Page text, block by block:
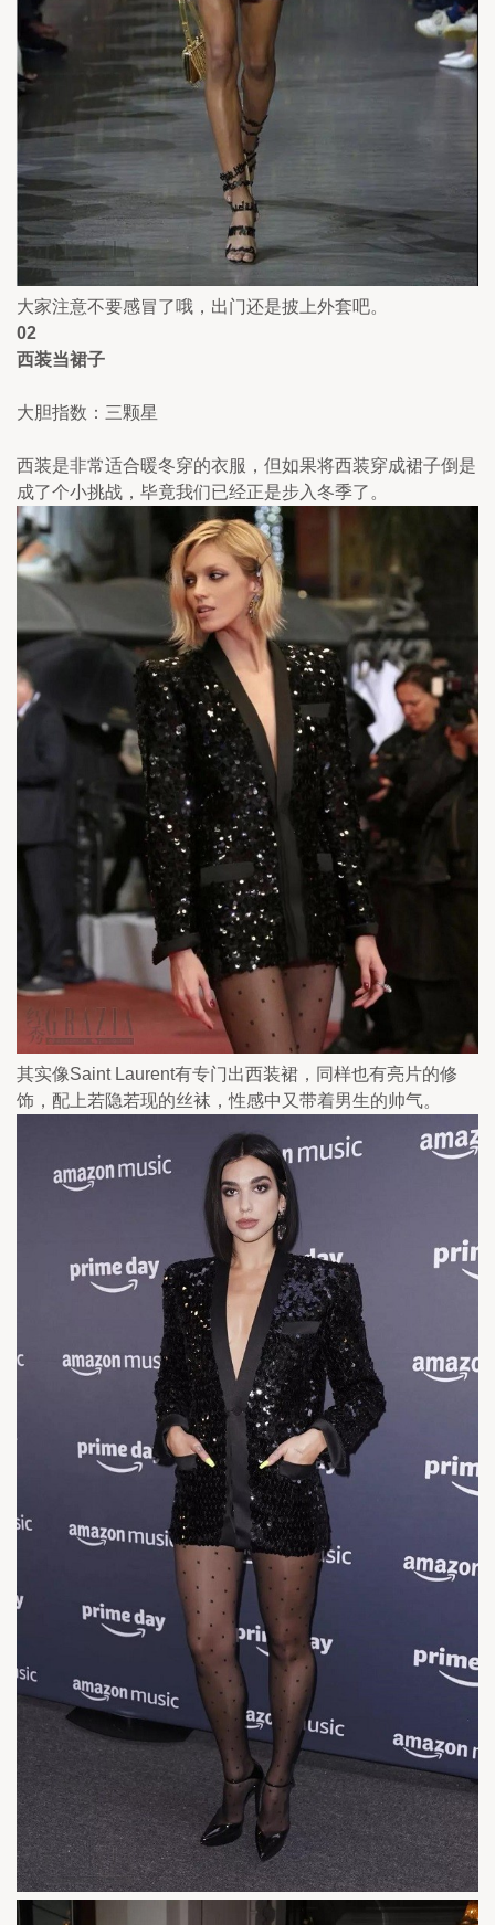
大家注意不要感冒了哦，出门还是披上外套吧。
02
西装当裙子
大胆指数：三颗星
西装是非常适合暖冬穿的衣服，但如果将西装穿成裙子倒是
成了个小挑战，毕竟我们已经正是步入冬季了。
其实像Saint Laurent有专门出西装裙，同样也有亮片的修
饰，配上若隐若现的丝袜，性感中又带着男生的帅气。